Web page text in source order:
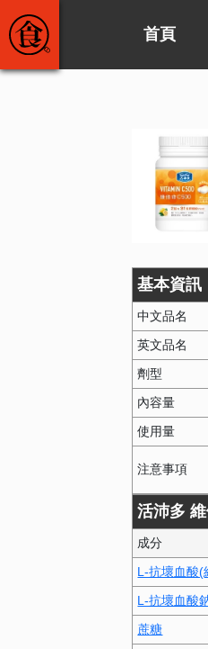
首頁
基本資訊
中文品名
英文品名
劑型
內容量
使用量
注意事項
活沛多
成分
L-抗壞血酸(
L-抗壞血酸
蔗糖